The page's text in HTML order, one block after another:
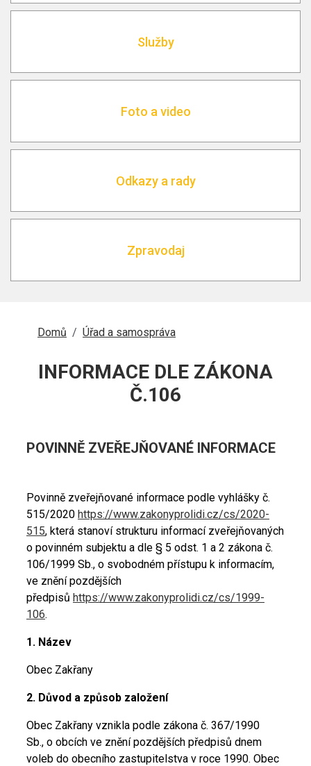
Služby
Foto a video
Odkazy a rady
Zpravodaj
DROBEČKOVÁ
NAVIGACE
Domů Úřad a samospráva
INFORMACE DLE ZÁKONA
Č.106
POVINNĚ ZVEŘEJŇOVANÉ INFORMACE
Povinně zveřejňované informace podle vyhlášky č.
515/2020 https://www.zakonyprolidi.cz/cs/2020-
515, která stanoví strukturu informací zveřejňovaných
o povinném subjektu a dle § 5 odst. 1 a 2 zákona č.
106/1999 Sb., o svobodném přístupu k informacím,
ve znění pozdějších
předpisů https://www.zakonyprolidi.cz/cs/1999-
106.
1. Název
Obec Zakřany
2. Důvod a způsob založení
Obec Zakřany vznikla podle zákona č. 367/1990
Sb., o obcích ve znění pozdějších předpisů dnem
voleb do obecního zastupitelstva v roce 1990. Obec